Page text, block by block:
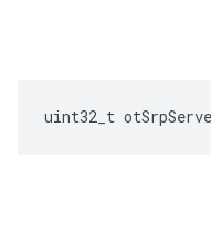
uint32_t